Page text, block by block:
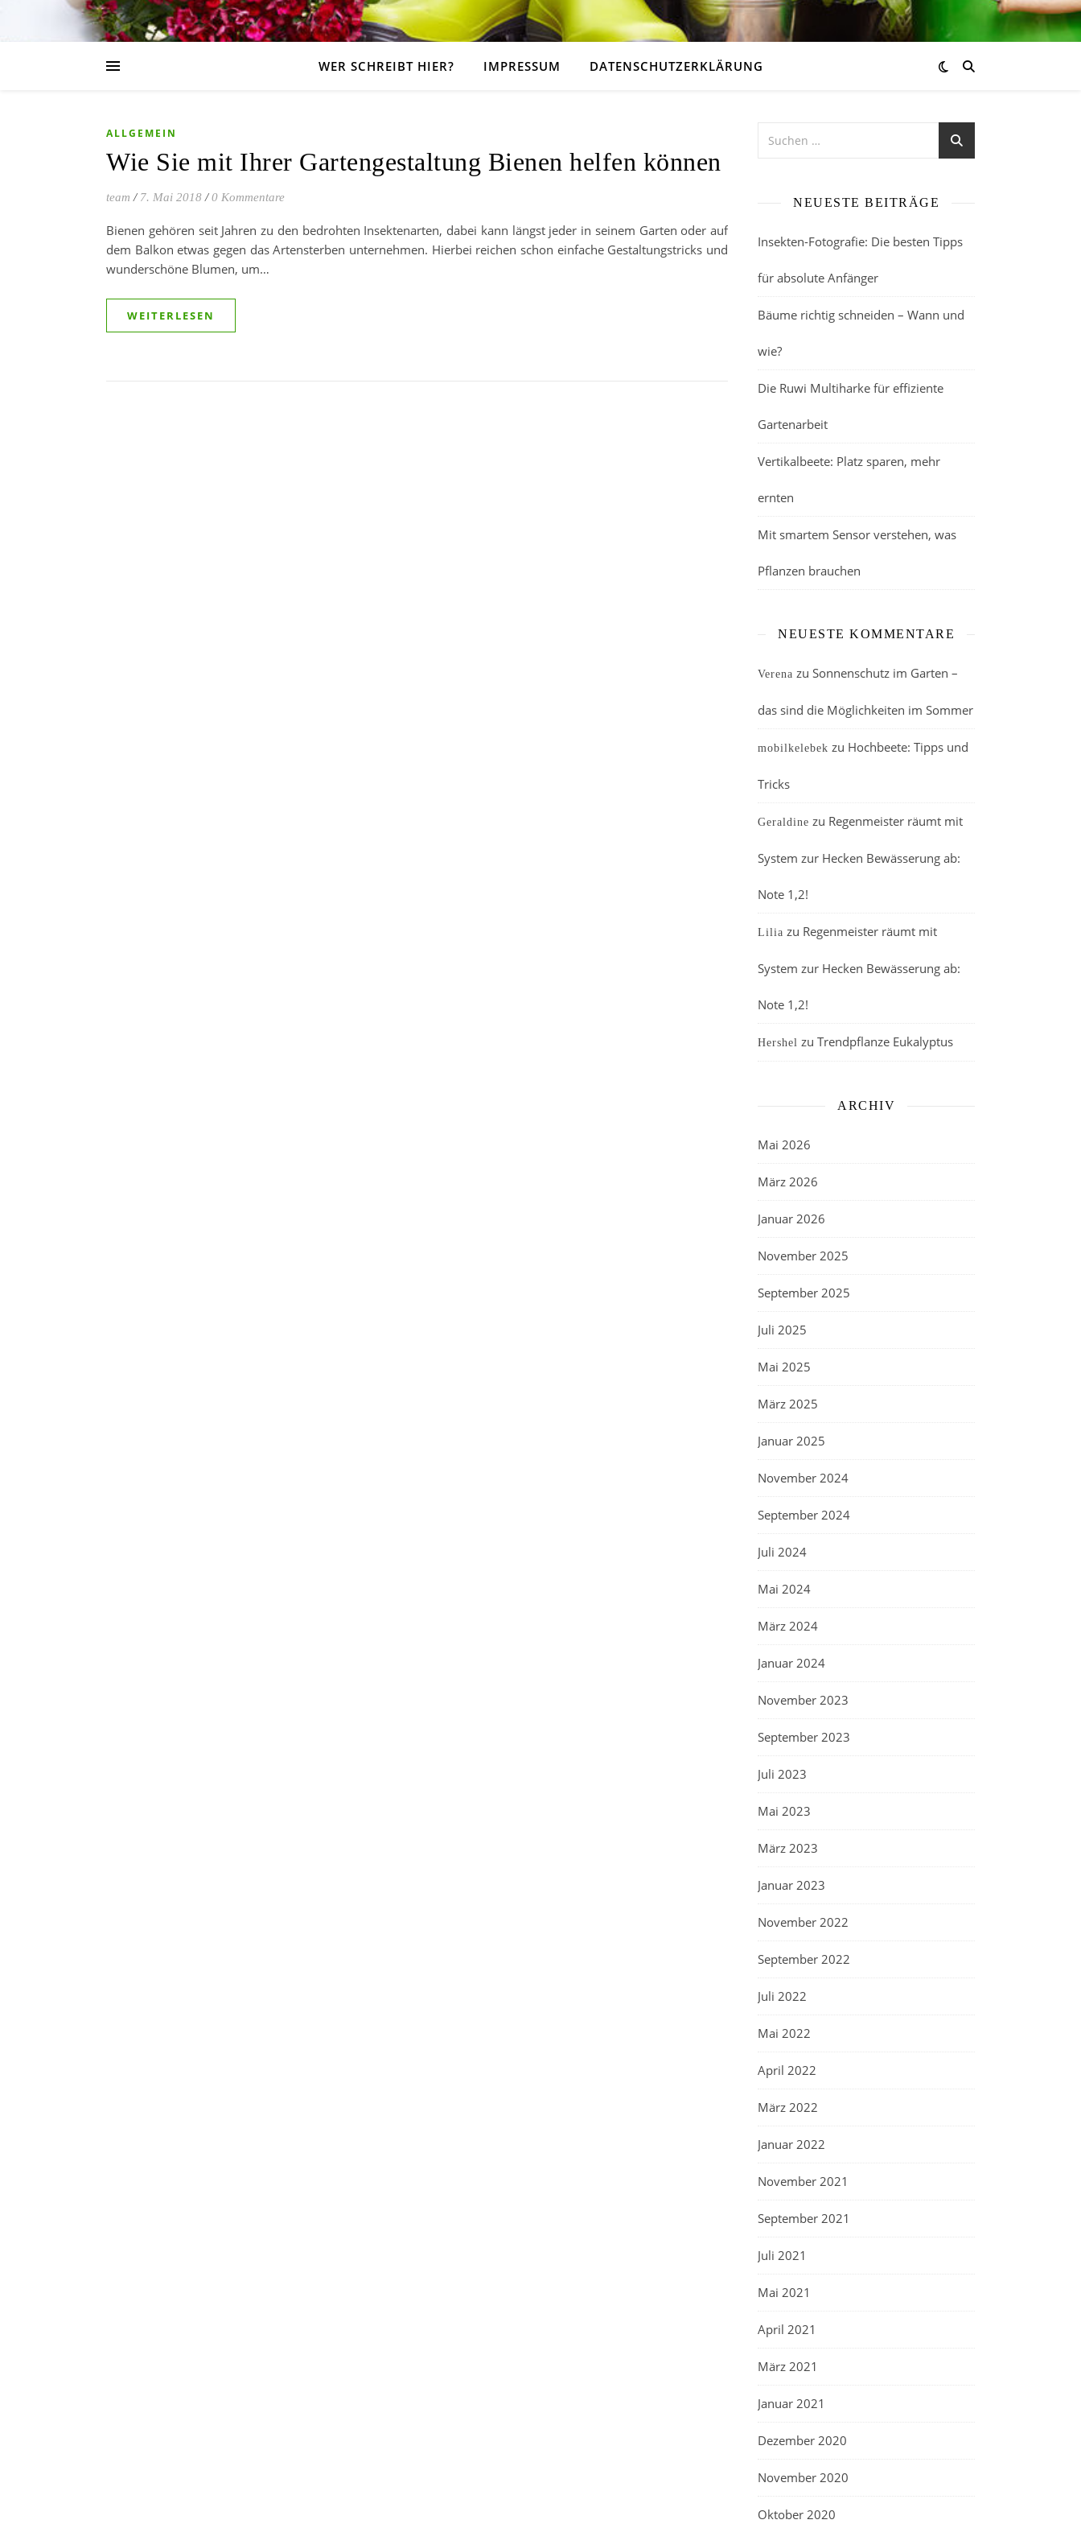
WER SCHREIBT HIER? IMPRESSUM DATENSCHUTZERKLÄRUNG
ALLGEMEIN
Wie Sie mit Ihrer Gartengestaltung Bienen helfen können
team / 7. Mai 2018 / 0 Kommentare
Bienen gehören seit Jahren zu den bedrohten Insektenarten, dabei kann längst jeder in seinem Garten oder auf
dem Balkon etwas gegen das Artensterben unternehmen. Hierbei reichen schon einfache Gestaltungstricks und
wunderschöne Blumen, um…
WEITERLESEN
NEUESTE BEITRÄGE
Insekten-Fotografie: Die besten Tipps
für absolute Anfänger
Bäume richtig schneiden – Wann und
wie?
Die Ruwi Multiharke für effiziente
Gartenarbeit
Vertikalbeete: Platz sparen, mehr
ernten
Mit smartem Sensor verstehen, was
Pflanzen brauchen
NEUESTE KOMMENTARE
Verena zu Sonnenschutz im Garten –
das sind die Möglichkeiten im Sommer
mobilkelebek zu Hochbeete: Tipps und
Tricks
Geraldine zu Regenmeister räumt mit
System zur Hecken Bewässerung ab:
Note 1,2!
Lilia zu Regenmeister räumt mit
System zur Hecken Bewässerung ab:
Note 1,2!
Hershel zu Trendpflanze Eukalyptus
ARCHIV
Mai 2026
März 2026
Januar 2026
November 2025
September 2025
Juli 2025
Mai 2025
März 2025
Januar 2025
November 2024
September 2024
Juli 2024
Mai 2024
März 2024
Januar 2024
November 2023
September 2023
Juli 2023
Mai 2023
März 2023
Januar 2023
November 2022
September 2022
Juli 2022
Mai 2022
April 2022
März 2022
Januar 2022
November 2021
September 2021
Juli 2021
Mai 2021
April 2021
März 2021
Januar 2021
Dezember 2020
November 2020
Oktober 2020